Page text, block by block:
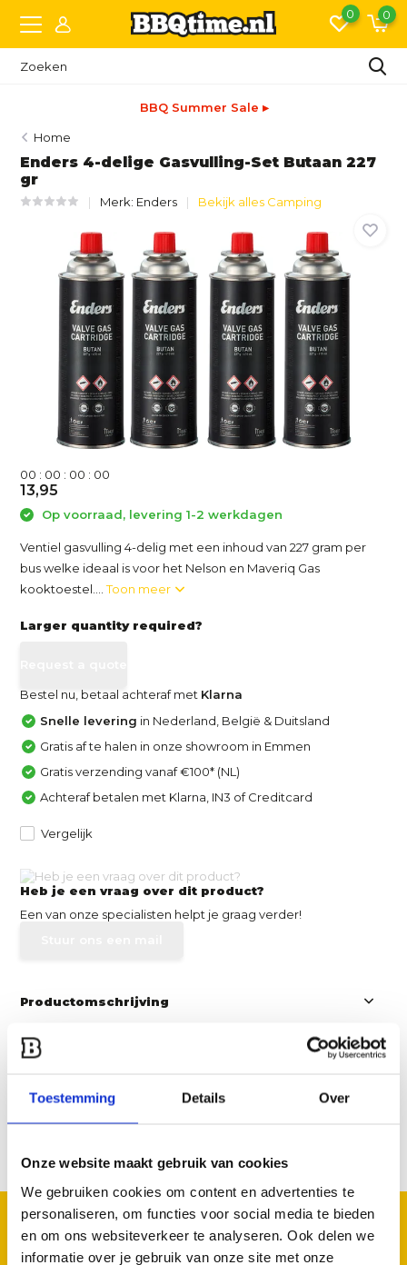
Toestemming Details Over
Onze website maakt gebruik van cookies
We gebruiken cookies om content en advertenties te
personaliseren, om functies voor social media te bieden
en om ons websiteverkeer te analyseren. Ook delen we
informatie over je gebruik van onze site met onze
0 0
BBQ Summer Sale ▸
Home
Enders 4-delige Gasvulling-Set Butaan 227
gr
Merk: Enders Bekijk alles Camping
00 : 00 : 00 : 00
13,95
Op voorraad, levering 1-2 werkdagen
Ventiel gasvulling 4-delig met een inhoud van 227 gram per
bus welke ideaal is voor het Nelson en Maveriq Gas
kooktoestel....Toon meer
Larger quantity required?
Bestel nu, betaal achteraf met Klarna
Snelle levering in Nederland, België & Duitsland
Gratis af te halen in onze showroom in Emmen
Gratis verzending vanaf €100* (NL)
Achteraf betalen met Klarna, IN3 of Creditcard
Vergelijk
Heb je een vraag over dit product?
Een van onze specialisten helpt je graag verder!
Productomschrijving
Specificaties
Reviews
Delen
GOED TE COMBINEREN
Met deze accessoires